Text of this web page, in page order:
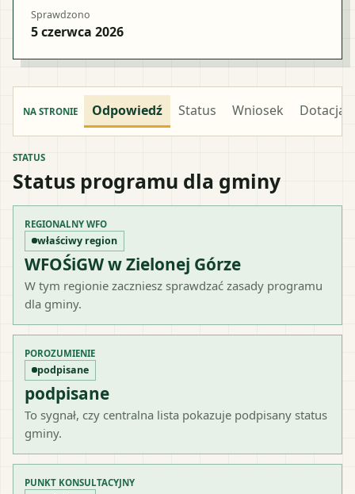
Sprawdzono
5 czerwca 2026
NA STRONIE Odpowiedź Status Wniosek Dotacja
STATUS
Status programu dla gminy
REGIONALNY WFO
właściwy region
WFOŚiGW w Zielonej Górze
W tym regionie zaczniesz sprawdzać zasady programu
dla gminy.
POROZUMIENIE
podpisane
podpisane
To sygnał, czy centralna lista pokazuje podpisany status
gminy.
PUNKT KONSULTACYJNY